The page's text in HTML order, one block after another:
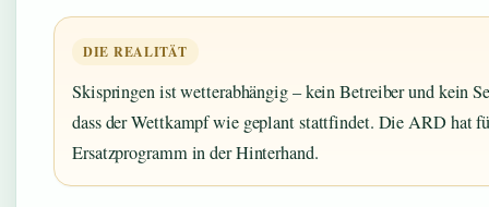
DIE REALITÄT
Skispringen ist wetterabhängig – kein Betreiber und kein
dass der Wettkampf wie geplant stattfindet. Die ARD hat
Ersatzprogramm in der Hinterhand.